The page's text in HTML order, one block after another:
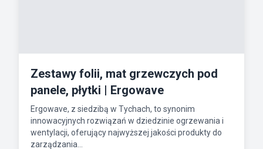
Zestawy folii, mat grzewczych pod
panele, płytki | Ergowave
Ergowave, z siedzibą w Tychach, to synonim
innowacyjnych rozwiązań w dziedzinie ogrzewania i
wentylacji, oferujący najwyższej jakości produkty do
zarządzania...